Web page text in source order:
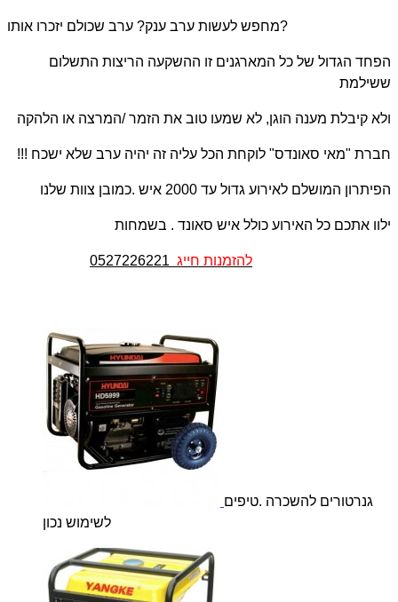
מחפש לעשות ערב ענק? ערב שכולם יזכרו אותו?
הפחד הגדול של כל המארגנים זו ההשקעה הריצות התשלום
ששילמת
ולא קיבלת מענה הוגן, לא שמעו טוב את הזמר /המרצה או הלהקה
חברת "מאי סאונדס" לוקחת הכל עליה זה יהיה ערב שלא ישכח !!!
הפיתרון המושלם לאירוע גדול עד 2000 איש .כמובן צוות שלנו
ילוו אתכם כל האירוע כולל איש סאונד . בשמחות
להזמנות חייג
גנרטורים להשכרה .טיפים
לשימוש נכון